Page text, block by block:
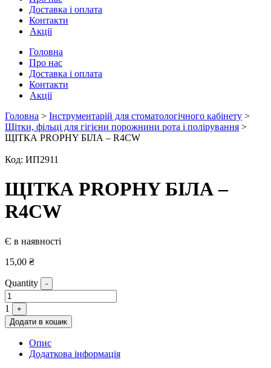
Доставка і оплата
Контакти
Акції
Головна
Про нас
Доставка і оплата
Контакти
Акції
Головна > Інструментарій для стоматологічного кабінету >
Щітки, фільці для гігієни порожнини рота і полірування >
ЩІТКА PROPHY БІЛА – R4CW
Код: ИП2911
ЩІТКА PROPHY БІЛА –
R4CW
Є в наявності
15,00 ₴
Quantity -
1
+
Додати в кошик
Опис
Додаткова інформація